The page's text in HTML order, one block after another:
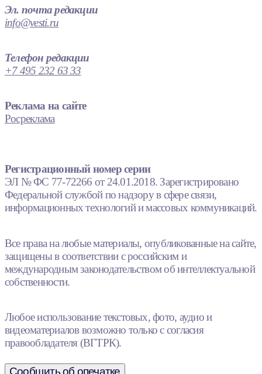
Эл. почта редакции
info@vesti.ru
Телефон редакции
+7 495 232 63 33
Реклама на сайте
Росреклама
Регистрационный номер серии
ЭЛ № ФС 77-72266 от 24.01.2018. Зарегистрировано
Федеральной службой по надзору в сфере связи,
информационных технологий и массовых коммуникаций.
Все права на любые материалы, опубликованные на сайте,
защищены в соответствии с российским и
международным законодательством об интеллектуальной
собственности.
Любое использование текстовых, фото, аудио и
видеоматериалов возможно только с согласия
правообладателя (ВГТРК).
Сообщить об опечатке